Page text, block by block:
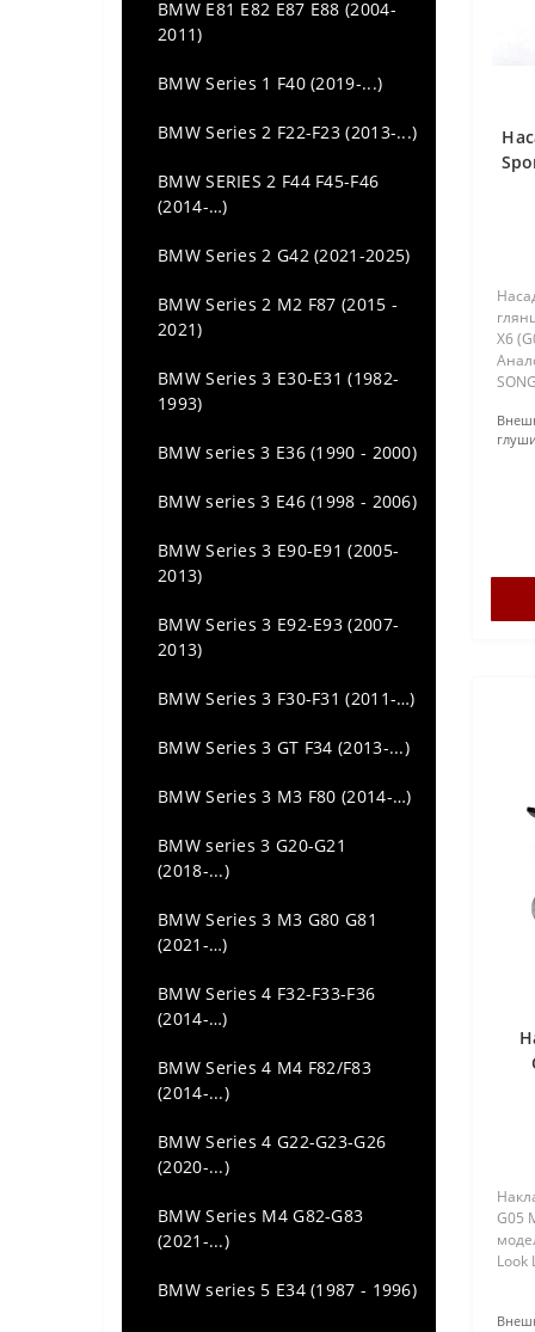
Audi A5 (2007 - 2016)
Audi A5 (2016 - ...)
Audi A6 (C7) (2011 - ...)
Audi A6 C6 (2004 - 2011)
Audi Q3 (2011 - 2018)
Audi Q5 (2008 - 2018)
Audi TT (MK3) (2014 -...)
BMW E81 E82 E87 E88 (2004-
2011)
BMW Series 1 F40 (2019-...)
BMW Series 2 F22-F23 (2013-...)
BMW SERIES 2 F44 F45-F46
(2014-…)
BMW Series 2 G42 (2021-2025)
BMW Series 2 M2 F87 (2015 -
2021)
BMW Series 3 E30-E31 (1982-
1993)
BMW series 3 E36 (1990 - 2000)
BMW series 3 E46 (1998 - 2006)
BMW Series 3 E90-E91 (2005-
2013)
BMW Series 3 E92-E93 (2007-
2013)
BMW Series 3 F30-F31 (2011-…)
BMW Series 3 GT F34 (2013-...)
BMW Series 3 M3 F80 (2014-…)
BMW series 3 G20-G21
(2018-...)
BMW Series 3 M3 G80 G81
(2021-…)
BMW Series 4 F32-F33-F36
(2014-…)
BMW Series 4 M4 F82/F83
(2014-...)
BMW Series 4 G22-G23-G26
(2020-...)
BMW Series M4 G82-G83
(2021-...)
BMW series 5 E34 (1987 - 1996)
X6
G05
Look